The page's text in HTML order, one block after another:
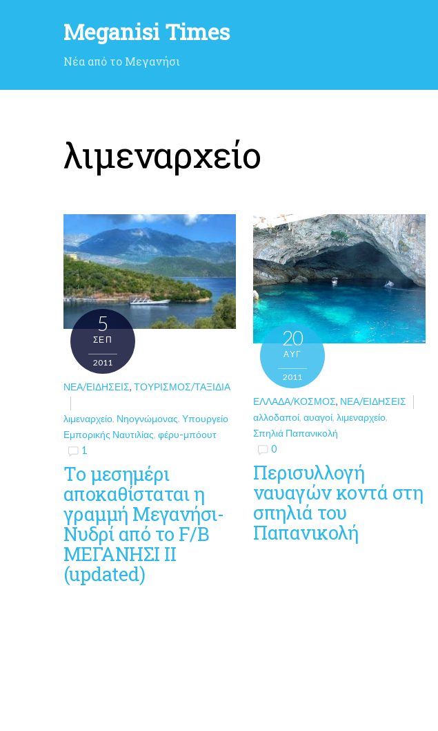
Meganisi Times
Νέα από το Μεγανήσι
λιμεναρχείο
5
ΣΕΠ
2011
ΝΈΑ/ΕΙΔΉΣΕΙΣ, ΤΟΥΡΙΣΜΌΣ/ΤΑΞΊΔΙΑ
λιμεναρχείο, Νηογνώμονας, Υπουργείο
Εμπορικής Ναυτιλίας, φέρυ-μπόουτ
1
Tο μεσημέρι
αποκαθίσταται η
γραμμή Μεγανήσι-
Νυδρί από το F/B
ΜΕΓΑΝΗΣΙ II
(updated)
20
ΑΥΓ
2011
ΕΛΛΆΔΑ/ΚΌΣΜΟΣ, ΝΈΑ/ΕΙΔΉΣΕΙΣ
αλλοδαποί,αυαγοί,λιμεναρχείο,
Σπηλιά Παπανικολή
0
Περισυλλογή
ναυαγών κοντά στη
σπηλιά του
Παπανικολή